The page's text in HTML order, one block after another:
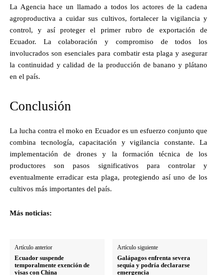
La Agencia hace un llamado a todos los actores de la cadena
agroproductiva a cuidar sus cultivos, fortalecer la vigilancia y
control, y así proteger el primer rubro de exportación de
Ecuador. La colaboración y compromiso de todos los
involucrados son esenciales para combatir esta plaga y asegurar
la continuidad y calidad de la producción de banano y plátano
en el país.
Conclusión
La lucha contra el moko en Ecuador es un esfuerzo conjunto que
combina tecnología, capacitación y vigilancia constante. La
implementación de drones y la formación técnica de los
productores son pasos significativos para controlar y
eventualmente erradicar esta plaga, protegiendo así uno de los
cultivos más importantes del país.
Más noticias:
Artículo anterior
Ecuador suspende
temporalmente exención de
visas con China
Artículo siguiente
Galápagos enfrenta severa
sequía y podría declararse
emergencia